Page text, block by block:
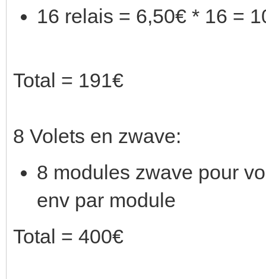
16 relais = 6,50€ * 16 =
Total = 191€
8 Volets en zwave:
8 modules zwave pour
env par module
Total = 400€